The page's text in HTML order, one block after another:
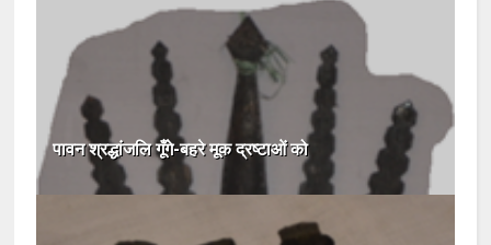
पावन श्रद्धांजलि गूँगे-बहरे मूक द्रष्टाओं को